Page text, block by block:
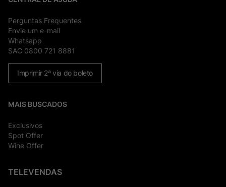
Perguntas Frequentes
Envie um e-mail
Whatsapp
SAC 0800 721 8881
Imprimir 2ª via do boleto
MAIS BUSCADOS
Exclusivos
Spot Offer
Wine Offer
TELEVENDAS